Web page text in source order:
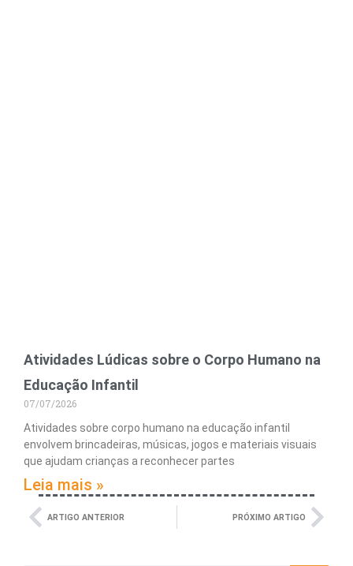
Atividades Lúdicas sobre o Corpo Humano na
Educação Infantil
07/07/2026
Atividades sobre corpo humano na educação infantil
envolvem brincadeiras, músicas, jogos e materiais visuais
que ajudam crianças a reconhecer partes
Leia mais »
ARTIGO ANTERIOR PRÓXIMO ARTIGO